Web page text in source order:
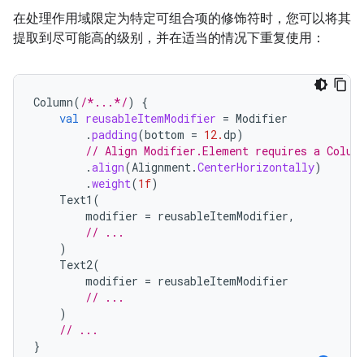
在处理作用域限定为特定可组合项的修饰符时，您可以将其
提取到尽可能高的级别，并在适当的情况下重复使用：
Column( /*...*/)
{
val reusableItemModifier = Modifier
.padding(bottom = 12.dp)
// Align Modifier.Element requires a
.align(Alignment.CenterHorizontally)
.weight(1f)
Text1 (
modifier = reusableItemModifier,
// ...
)
Text2(
modifier = reusableItemModifier
// ...
)
// ...
}